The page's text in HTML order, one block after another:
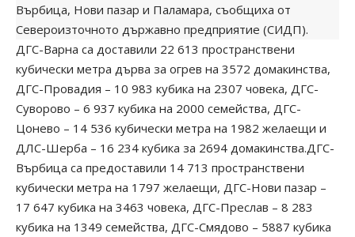
Върбица, Нови пазар и Паламара, съобщиха от
Североизточното държавно предприятие (СИДП).
ДГС-Варна са доставили 22 613 пространствени
кубически метра дърва за огрев на 3572 домакинства,
ДГС-Провадия – 10 983 кубика на 2307 човека, ДГС-
Суворово – 6 937 кубика на 2000 семейства, ДГС-
Цонево – 14 536 кубически метра на 1982 желаещи и
ДЛС-Шерба – 16 234 кубика за 2694 домакинства.ДГС-
Върбица са предоставили 14 713 пространствени
кубически метра на 1797 желаещи, ДГС-Нови пазар –
17 647 кубика на 3463 човека, ДГС-Преслав – 8 283
кубика на 1349 семейства, ДГС-Смядово – 5887 кубика